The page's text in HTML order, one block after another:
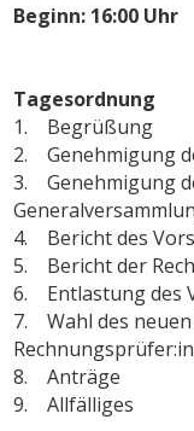
Beginn: 16:00 Uhr
Tagesordnung
1. Begrüßung
2. Genehmigung
3. Genehmigung
4. Bericht des
5. Bericht der
6. Entlastung des
7. Wahl des
8. Anträge
9. Allfälliges